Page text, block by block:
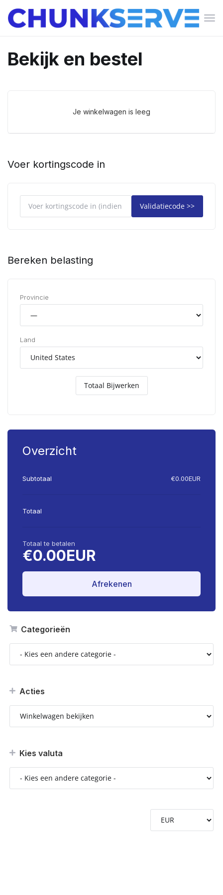
Bekijk en bestel
Categorieën
Acties
Kies valuta
Je winkelwagen is leeg
Voer kortingscode in
Validatiecode >>
Bereken belasting
Provincie
Land
Totaal Bijwerken
Overzicht
Subtotaal €0.00EUR
Totaal
€0.00EUR
Totaal te betalen
Afrekenen